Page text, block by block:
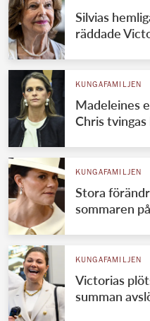
Silvias
räddade
KUNGAFAMILJEN
Madeleines
Chris tvingas
KUNGAFAMILJEN
Stora
sommaren
KUNGAFAMILJEN
Victorias
summan